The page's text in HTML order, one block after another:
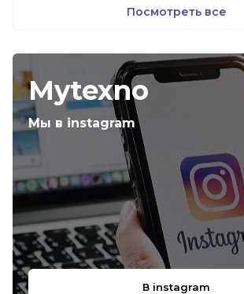
Посмотреть все
Mytexno
Мы в instagram
В instagram